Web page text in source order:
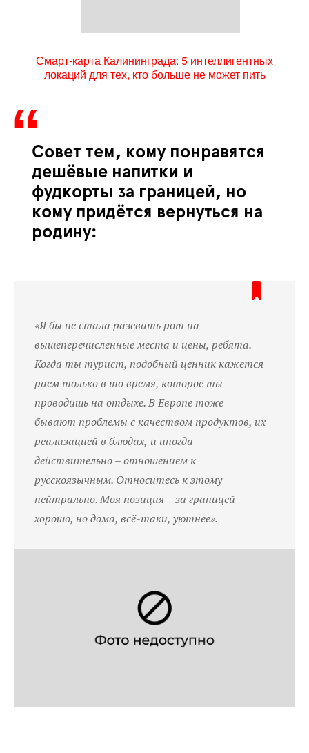
Смарт-карта Калининграда: 5 интеллигентных
локаций для тех, кто больше не может пить
Совет тем, кому понравятся
дешёвые напитки и
фудкорты за границей, но
кому придётся вернуться на
родину:
«Я бы не стала разевать рот на
вышеперечисленные места и цены, ребята.
Когда ты турист, подобный ценник кажется
раемтолько в то время, которое ты
проводишь на отдыхе. В Европетоже
бывают проблемы с качеством продуктов, их
реализацией в блюдах, и иногда –
действительно –отношениемк
русскоязычным. Относитесь к этому
нейтрально. Моя позиция – за границей
хорошо, но дома, всё-таки, уютнее».